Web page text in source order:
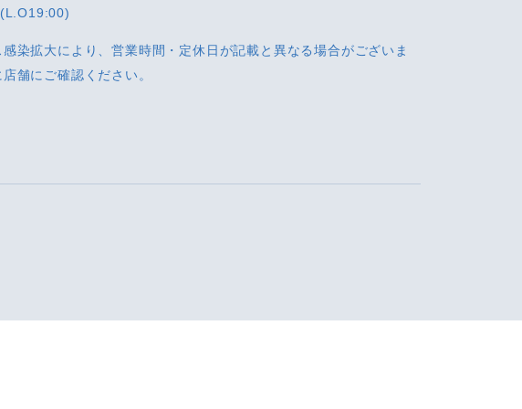
染拡大により、営業時間・定休日が記載と異なる場合がございま
舗にご確認ください。